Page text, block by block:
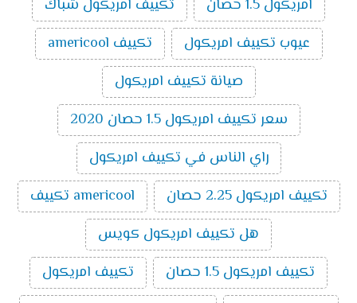
بارد ساخن11800
سعر تكييف ميديا اسبليت ارضي سقفي 4 حصان
بارد ساخن16200
بارد ساخن18300
تكييفات ميديا
تُعد تكييفات ميديا من ماركات التكييف المتميزة التي تتوفر
بالأسواق ومن أهم مميزاتها سعرها المناسب ومن أهم ما
يميز تكييفات ميديا الآتي:
الذكاء الصناعي:تُعتبر تكييفات ميديا من أفضل
ماركات التكييف الذكية حيث أن بعض الموديلات التي
تصدر منه تمتلك إمكانية الاتصال بالواي فاي والتي
تسمح بالتحكم فيه من خارج المنزل.
امريكول 1.5 حصان
تكييف امريكول شباك
عيوب تكييف امريكول
تكييف americool
صيانة تكييف امريكول
سعر تكييف امريكول 1.5 حصان 2020
راي الناس في تكييف امريكول
تكييف امريكول 2.25 حصان
americool تكييف
هل تكييف امريكول كويس
تكييف امريكول 1.5 حصان
تكييف امريكول